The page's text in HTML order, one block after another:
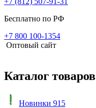
Бесплатно по РФ
+7 800 100-1354
Оптовый сайт
Каталог товаров
Новинки 915